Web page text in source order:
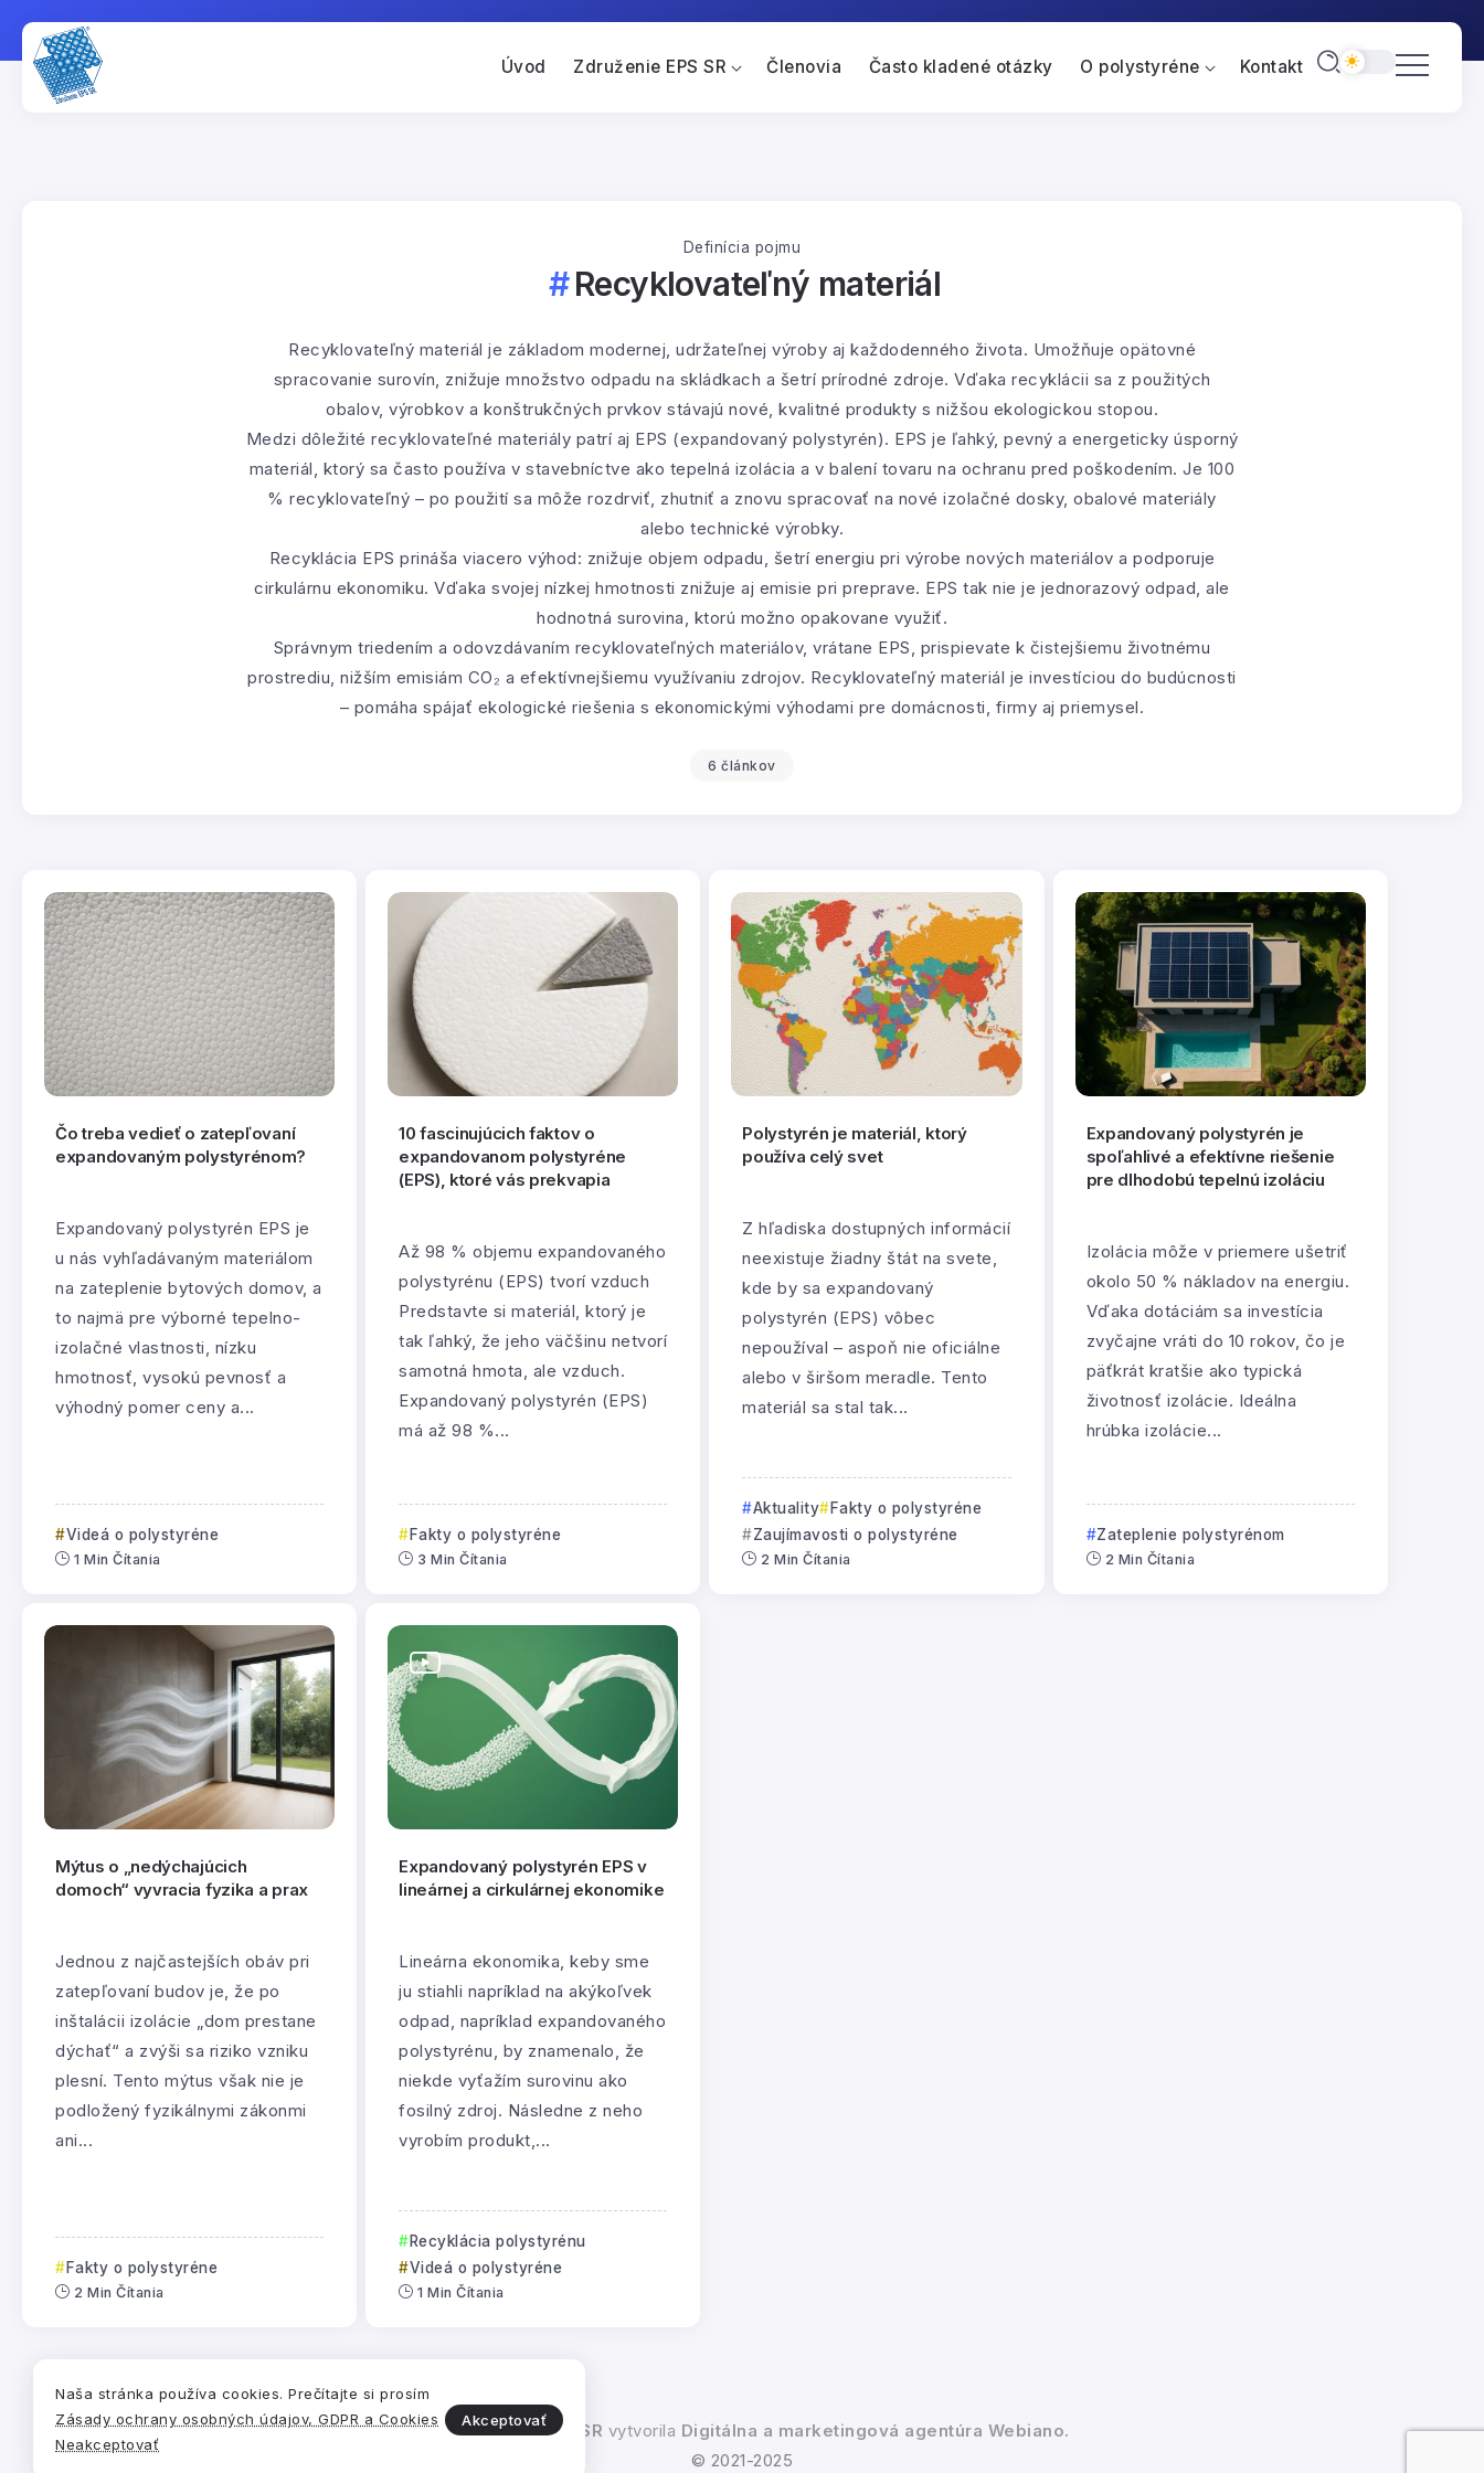
Úvod Združenie EPS SR Členovia Často kladené otázky O polystyréne Kontakt
Definícia pojmu
Recyklovateľný materiál
Recyklovateľný materiál je základom modernej, udržateľnej výroby aj každodenného života. Umožňuje opätovné
spracovanie surovín, znižuje množstvo odpadu na skládkach a šetrí prírodné zdroje. Vďaka recyklácii sa z použitých
obalov, výrobkov a konštrukčných prvkov stávajú nové, kvalitné produkty s nižšou ekologickou stopou.
Medzi dôležité recyklovateľné materiály patrí aj EPS (expandovaný polystyrén). EPS je ľahký, pevný a energeticky úsporný
materiál, ktorý sa často používa v stavebníctve ako tepelná izolácia a v balení tovaru na ochranu pred poškodením. Je 100
% recyklovateľný – po použití sa môže rozdrviť, zhutniť a znovu spracovať na nové izolačné dosky, obalové materiály
alebo technické výrobky.
Recyklácia EPS prináša viacero výhod: znižuje objem odpadu, šetrí energiu pri výrobe nových materiálov a podporuje
cirkulárnu ekonomiku. Vďaka svojej nízkej hmotnosti znižuje aj emisie pri preprave. EPS tak nie je jednorazový odpad, ale
hodnotná surovina, ktorú možno opakovane využiť.
Správnym triedením a odovzdávaním recyklovateľných materiálov, vrátane EPS, prispievate k čistejšiemu životnému
prostrediu, nižším emisiám CO₂ a efektívnejšiemu využívaniu zdrojov. Recyklovateľný materiál je investíciou do budúcnosti
– pomáha spájať ekologické riešenia s ekonomickými výhodami pre domácnosti, firmy aj priemysel.
6 článkov
Čo treba vedieť o zatepľovaní
expandovaným polystyrénom?
Expandovaný polystyrén EPS je
u nás vyhľadávaným materiálom
na zateplenie bytových domov, a
to najmä pre výborné tepelno-
izolačné vlastnosti, nízku
hmotnosť, vysokú pevnosť a
výhodný pomer ceny a...
Videá o polystyréne
1 Min Čítania
10 fascinujúcich faktov o
expandovanom polystyréne
(EPS), ktoré vás prekvapia
Až 98 % objemu expandovaného
polystyrénu (EPS) tvorí vzduch
Predstavte si materiál, ktorý je
tak ľahký, že jeho väčšinu netvorí
samotná hmota, ale vzduch.
Expandovaný polystyrén (EPS)
má až 98 %...
Fakty o polystyréne
3 Min Čítania
Polystyrén je materiál, ktorý
používa celý svet
Z hľadiska dostupných informácií
neexistuje žiadny štát na svete,
kde by sa expandovaný
polystyrén (EPS) vôbec
nepoužíval – aspoň nie oficiálne
alebo v širšom meradle. Tento
materiál sa stal tak...
Aktuality
Fakty o polystyréne
Zaujímavosti o polystyréne
2 Min Čítania
Expandovaný polystyrén je
spoľahlivé a efektívne riešenie
pre dlhodobú tepelnú izoláciu
Izolácia môže v priemere ušetriť
okolo 50 % nákladov na energiu.
Vďaka dotáciám sa investícia
zvyčajne vráti do 10 rokov, čo je
päťkrát kratšie ako typická
životnosť izolácie. Ideálna
hrúbka izolácie...
Zateplenie polystyrénom
2 Min Čítania
Mýtus o „nedýchajúcich
domoch“ vyvracia fyzika a prax
Jednou z najčastejších obáv pri
zatepľovaní budov je, že po
inštalácii izolácie „dom prestane
dýchať“ a zvýši sa riziko vzniku
plesní. Tento mýtus však nie je
podložený fyzikálnymi zákonmi
ani...
Fakty o polystyréne
2 Min Čítania
Expandovaný polystyrén EPS v
lineárnej a cirkulárnej ekonomike
Lineárna ekonomika, keby sme
ju stiahli napríklad na akýkoľvek
odpad, napríklad expandovaného
polystyrénu, by znamenalo, že
niekde vyťažím surovinu ako
fosilný zdroj. Následne z neho
vyrobím produkt,...
Recyklácia polystyrénu
Videá o polystyréne
1 Min Čítania
PreZdruženie EPS SR vytvorila Digitálna a marketingová agentúra Webiano.
© 2021-2025
Naša stránka používa cookies. Prečítajte si prosím
Zásady ochrany osobných údajov, GDPR a Cookies
Neakceptovať
Akceptovať